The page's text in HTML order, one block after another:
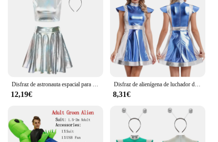
Disfraz de astronauta espacial para mujer, Top corto sin mangas brillante metálico con falda, aro de pelo alienígena, ropa de fiesta temática para discoteca
12,19€
Disfraz de alienígena de luchador del espacio exterior para mujer, cuello simulado, manga casquillo, vestido metálico brillante, trajes de Cosplay de astronauta de Halloween
8,31€